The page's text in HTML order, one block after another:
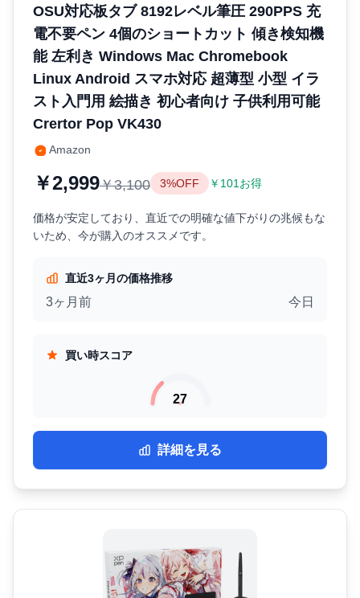
OSU対応板タブ 8192レベル筆圧 290PPS 充
電不要ペン 4個のショートカット 傾き検知機
能 左利き Windows Mac Chromebook
Linux Android スマホ対応 超薄型 小型 イラ
スト入門用 絵描き 初心者向け 子供利用可能
Crertor Pop VK430
Amazon
￥2,999￥3,100 3%OFF ￥101お得
価格が安定しており、直近での明確な値下がりの兆候もな
いため、今が購入のオススメです。
直近3ヶ月の価格推移
3ヶ月前 今日
買い時スコア
27
詳細を見る